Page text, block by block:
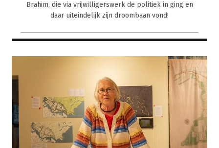
Brahim, die via vrijwilligerswerk de politiek in ging en
daar uiteindelijk zijn droombaan vond!